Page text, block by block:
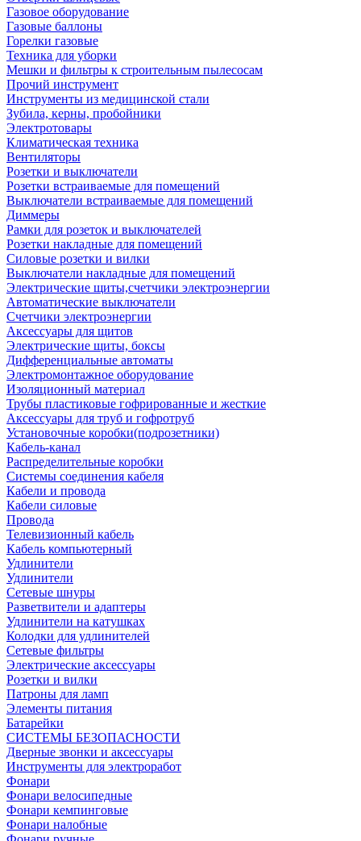
Газовое оборудование
Газовые баллоны
Горелки газовые
Техника для уборки
Мешки и фильтры к строительным пылесосам
Прочий инструмент
Инструменты из медицинской стали
Зубила, керны, пробойники
Электротовары
Климатическая техника
Вентиляторы
Розетки и выключатели
Розетки встраиваемые для помещений
Выключатели встраиваемые для помещений
Диммеры
Рамки для розеток и выключателей
Розетки накладные для помещений
Силовые розетки и вилки
Выключатели накладные для помещений
Электрические щиты,счетчики электроэнергии
Автоматические выключатели
Счетчики электроэнергии
Аксессуары для щитов
Электрические щиты, боксы
Дифференциальные автоматы
Электромонтажное оборудование
Изоляционный материал
Трубы пластиковые гофрированные и жесткие
Аксессуары для труб и гофротруб
Установочные коробки(подрозетники)
Кабель-канал
Распределительные коробки
Системы соединения кабеля
Кабели и провода
Кабели силовые
Провода
Телевизионный кабель
Кабель компьютерный
Удлинители
Удлинители
Сетевые шнуры
Разветвители и адаптеры
Удлинители на катушках
Колодки для удлинителей
Сетевые фильтры
Электрические аксессуары
Розетки и вилки
Патроны для ламп
Элементы питания
Батарейки
СИСТЕМЫ БЕЗОПАСНОСТИ
Дверные звонки и аксессуары
Инструменты для электроработ
Фонари
Фонари велосипедные
Фонари кемпинговые
Фонари налобные